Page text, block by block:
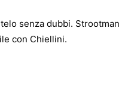
senza dubbi.
con Chiellini.